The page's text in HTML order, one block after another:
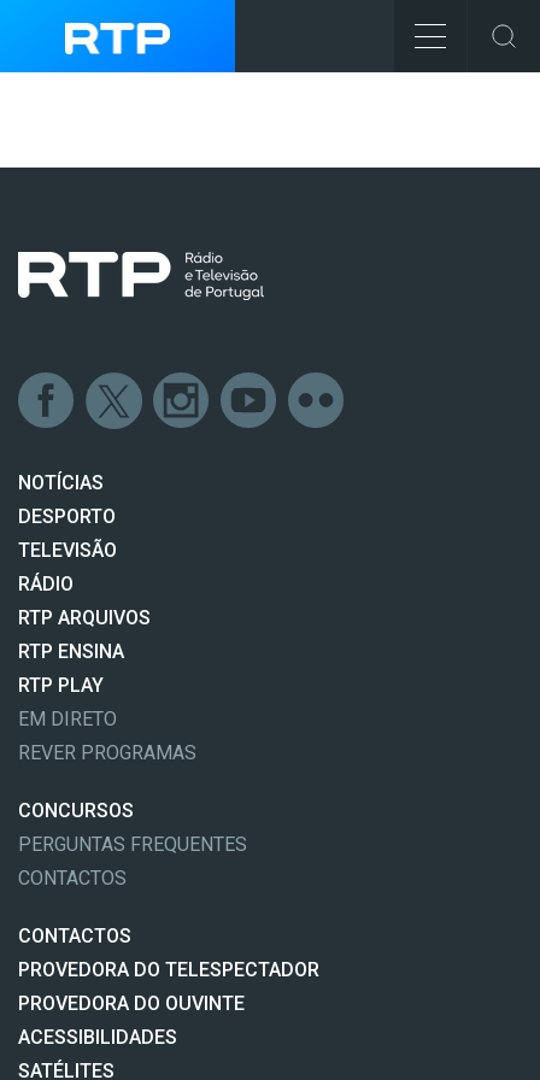
NOTÍCIAS
DESPORTO
TELEVISÃO
RÁDIO
RTP ARQUIVOS
RTP ENSINA
RTP PLAY
EM DIRETO
REVER PROGRAMAS
CONCURSOS
PERGUNTAS FREQUENTES
CONTACTOS
CONTACTOS
PROVEDORA DO TELESPECTADOR
PROVEDORA DO OUVINTE
ACESSIBILIDADES
SATÉLITES